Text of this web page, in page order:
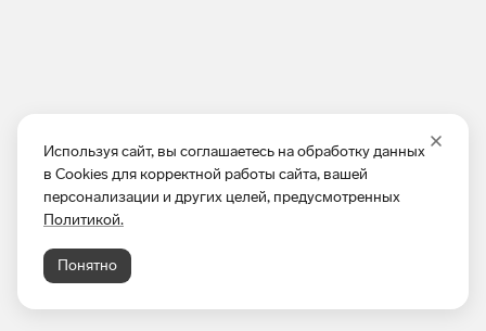
Используя сайт, вы соглашаетесь на обработку данных
в Cookies для корректной работы сайта, вашей
персонализации и других целей, предусмотренных
Политикой.
Понятно